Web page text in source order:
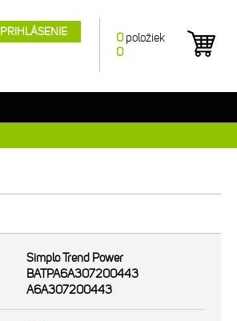
Simplo Trend Power
BATPA6A307200443
A6A307200443
0 položiek
0
PRIHLÁSENIE